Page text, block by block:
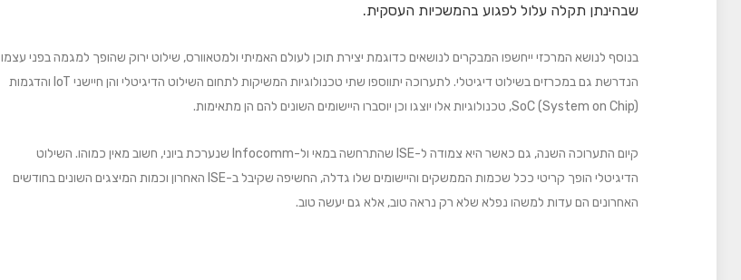
שבהינתן תקלה עלול לפגוע בהמשכיות העסקית.
בנוסף לנושא המרכזי ייחשפו המבקרים לנושאים כדוגמת יצירת תוכן לעולם האמיתי ולמטאוורס, שילוט ירוק שהופך למגמה בפני עצמו
הנדרשת גם במכרזים בשילוט דיגיטלי. לתערוכה יתווספו שתי טכנולוגיות המשיקות לתחום השילוט הדיגיטלי והן חיישני IoT והדגמות
SoC (System on Chip), טכנולוגיות אלו יוצגו וכן יוסברו היישומים השונים להם הן מתאימות.
קיום התערוכה השנה, גם כאשר היא צמודה ל-ISE שהתרחשה במאי ול-Infocomm שנערכת ביוני, חשוב מאין כמוהו. השילוט
הדיגיטלי הופך קריטי ככל שכמות הממשקים והיישומים שלו גדלה, החשיפה שקיבל ב-ISE האחרון וכמות המיצגים השונים בחודשים
האחרונים הם עדות למשהו נפלא שלא רק נראה טוב, אלא גם יעשה טוב.